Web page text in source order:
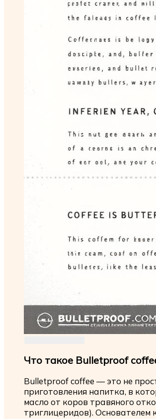
Что такое Bulletproof
Bulletproof coffee — это не
приготовления напитка, в
масло от коров травяного
триглицеридов). Основателем